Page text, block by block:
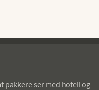
pakkereiser med hotell og